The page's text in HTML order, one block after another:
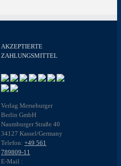
AKZEPTIERTE
ZAHLUNGSMITTEL
Verlag Merseburger
Berlin GmbH
Naumburger Straße 40
34127 Kassel/Germany
Telefon: +49 561
789809-11
E-Mail :